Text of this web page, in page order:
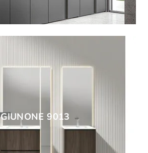
GIUNONE 9013